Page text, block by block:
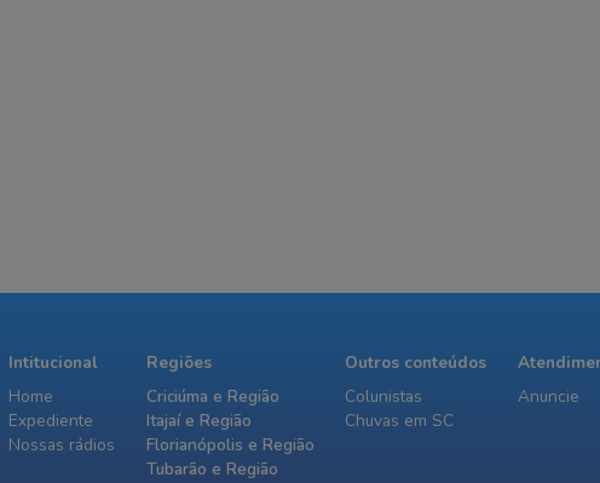
Intitucional
Home
Expediente
Nossas rádios
Regiões
Criciúma e Região
Itajaí e Região
Florianópolis e Região
Tubarão e Região
Outros conteúdos
Colunistas
Chuvas em SC
Anuncie